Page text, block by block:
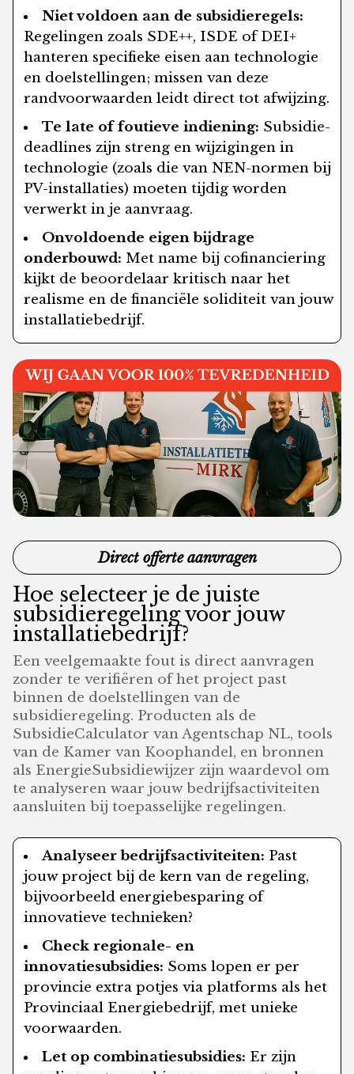
Niet voldoen aan de subsidieregels:
Regelingen zoals SDE++, ISDE of DEI+
hanteren specifieke eisen aan technologie
en doelstellingen; missen van deze
randvoorwaarden leidt direct tot afwijzing.
Te late of foutieve indiening: Subsidie-
deadlines zijn streng en wijzigingen in
technologie (zoals die van NEN-normen bij
PV-installaties) moeten tijdig worden
verwerkt in je aanvraag.
Onvoldoende eigen bijdrage
onderbouwd: Met name bij cofinanciering
kijkt de beoordelaar kritisch naar het
realisme en de financiële soliditeit van jouw
installatiebedrijf.
Direct offerte aanvragen
Hoe selecteer je de juiste
subsidieregeling voor jouw
installatiebedrijf?
Een veelgemaakte fout is direct aanvragen
zonder te verifiëren of het project past
binnen de doelstellingen van de
subsidieregeling. Producten als de
SubsidieCalculator van Agentschap NL, tools
van de Kamer van Koophandel, en bronnen
als EnergieSubsidiewijzer zijn waardevol om
te analyseren waar jouw bedrijfsactiviteiten
aansluiten bij toepasselijke regelingen.
Analyseer bedrijfsactiviteiten: Past
jouw project bij de kern van de regeling,
bijvoorbeeld energiebesparing of
innovatieve technieken?
Check regionale- en
innovatiesubsidies: Soms lopen er per
provincie extra potjes via platforms als het
Provinciaal Energiebedrijf, met unieke
voorwaarden.
Let op combinatiesubsidies: Er zijn